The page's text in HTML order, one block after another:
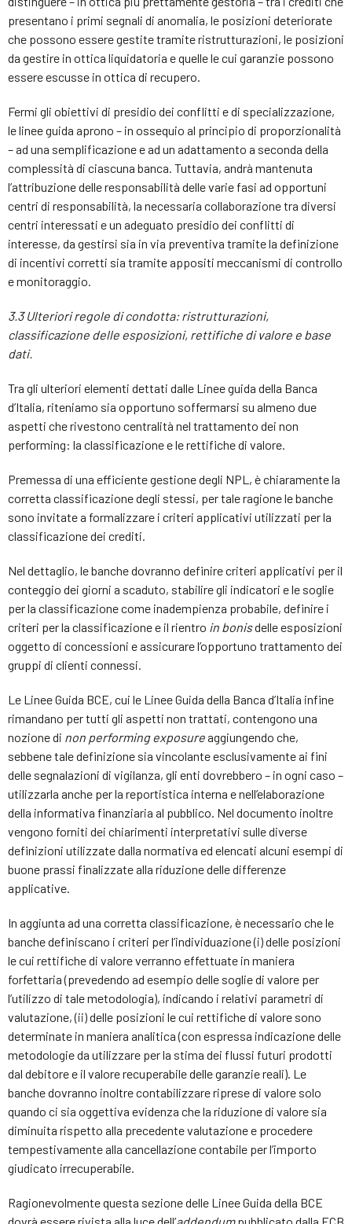
presentano i primi segnali di anomalia, le posizioni deteriorate
che possono essere gestite tramite ristrutturazioni, le posizioni
da gestire in ottica liquidatoria e quelle le cui garanzie possono
essere escusse in ottica di recupero.
Fermi gli obiettivi di presidio dei conflitti e di specializzazione,
le linee guida aprono – in ossequio al principio di proporzionalità
– ad una semplificazione e ad un adattamento a seconda della
complessità di ciascuna banca. Tuttavia, andrà mantenuta
l’attribuzione delle responsabilità delle varie fasi ad opportuni
centri di responsabilità, la necessaria collaborazione tra diversi
centri interessati e un adeguato presidio dei conflitti di
interesse, da gestirsi sia in via preventiva tramite la definizione
di incentivi corretti sia tramite appositi meccanismi di controllo
e monitoraggio.
3.3 Ulteriori regole di condotta: ristrutturazioni,
classificazione delle esposizioni, rettifiche di valore e base
dati.
Tra gli ulteriori elementi dettati dalle Linee guida della Banca
d’Italia, riteniamo sia opportuno soffermarsi su almeno due
aspetti che rivestono centralità nel trattamento dei non
performing: la classificazione e le rettifiche di valore.
Premessa di una efficiente gestione degli NPL, è chiaramente la
corretta classificazione degli stessi, per tale ragione le banche
sono invitate a formalizzare i criteri applicativi utilizzati per la
classificazione dei crediti.
Nel dettaglio, le banche dovranno definire criteri applicativi per il
conteggio dei giorni a scaduto, stabilire gli indicatori e le soglie
per la classificazione come inadempienza probabile, definire i
criteri per la classificazione e il rientro in bonisdelle esposizioni
oggetto di concessioni e assicurare l’opportuno trattamento dei
gruppi di clienti connessi.
Le Linee Guida BCE, cui le Linee Guida della Banca d’Italia infine
rimandano per tutti gli aspetti non trattati, contengono una
nozione di non performing exposureaggiungendo che,
sebbene tale definizione sia vincolante esclusivamente ai fini
delle segnalazioni di vigilanza, gli enti dovrebbero – in ogni caso –
utilizzarla anche per la reportistica interna e nell’elaborazione
della informativa finanziaria al pubblico. Nel documento inoltre
vengono forniti dei chiarimenti interpretativi sulle diverse
definizioni utilizzate dalla normativa ed elencati alcuni esempi di
buone prassi finalizzate alla riduzione delle differenze
applicative.
In aggiunta ad una corretta classificazione, è necessario che le
banche definiscano i criteri per l’individuazione (i) delle posizioni
le cui rettifiche di valore verranno effettuate in maniera
forfettaria (prevedendo ad esempio delle soglie di valore per
l’utilizzo di tale metodologia), indicando i relativi parametri di
valutazione, (ii) delle posizioni le cui rettifiche di valore sono
determinate in maniera analitica (con espressa indicazione delle
metodologie da utilizzare per la stima dei flussi futuri prodotti
dal debitore e il valore recuperabile delle garanzie reali). Le
banche dovranno inoltre contabilizzare riprese di valore solo
quando ci sia oggettiva evidenza che la riduzione di valore sia
diminuita rispetto alla precedente valutazione e procedere
tempestivamente alla cancellazione contabile per l’importo
giudicato irrecuperabile.
Ragionevolmente questa sezione delle Linee Guida della BCE
dovrà essere rivista alla luce dell’addendumpubblicato dalla ECB